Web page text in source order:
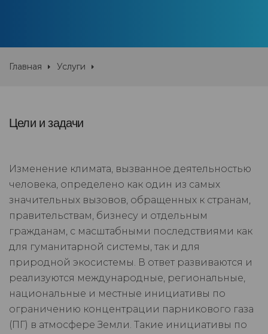
Главная Услуги
Цели и задачи
Изменение климата, вызванное деятельностью
человека, определено как один из самых
значительных вызовов, обращенных к странам,
правительствам, бизнесу и отдельным
гражданам, с масштабными последствиями как
для гуманитарной системы, так и для
природной экосистемы. В ответ развиваются и
реализуются международные, региональные,
национальные и местные инициативы по
ограничению концентрации парникового газа
(ПГ) в атмосфере Земли. Такие инициативы по